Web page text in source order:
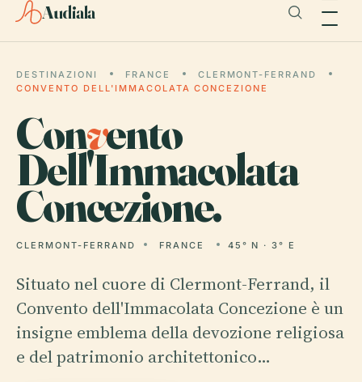
Audiala
DESTINAZIONI FRANCE
CLERMONT-FERRAND
CONVENTO DELL'IMMACOLATA CONCEZIONE
Convento
Dell'Immacolata
Concezione.
CLERMONT-FERRAND FRANCE 45° N · 3° E
Situato nel cuore di Clermont-Ferrand, il
Convento dell'Immacolata Concezione è un
insigne emblema della devozione religiosa
e del patrimonio architettonico…